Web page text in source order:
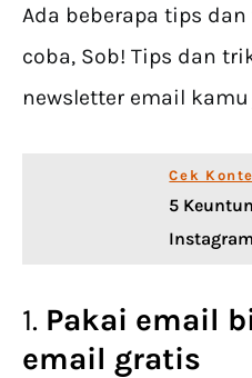
Ada beberapa tips
coba, Sob! Tips dan
newsletter email
Cek
5
1. Pakai email
email gratis